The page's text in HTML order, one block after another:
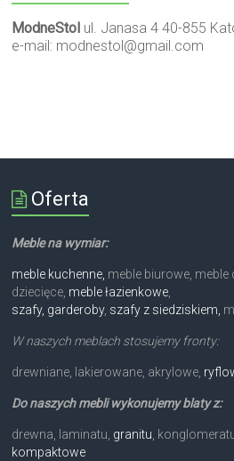
ModneStol ul. Janasa 4 40-855
e-mail: modnestol@gmail.com
Oferta
Meble na wymiar:
meble kuchenne, meble biurowe, meble
dziecięce, meble łazienkowe,
szafy, garderoby, szafy z siedziskiem,
W naszych meblach stosujemy fronty:
drewniane, lakierowane, akrylowe,
Do naszych mebli wykonujemy blaty z:
drewna, laminatu, granitu,
kompaktowe